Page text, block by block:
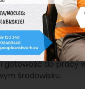
może
współpracy.
kończy na stałej
To także świetny
gotowość do pracy
środowisku.